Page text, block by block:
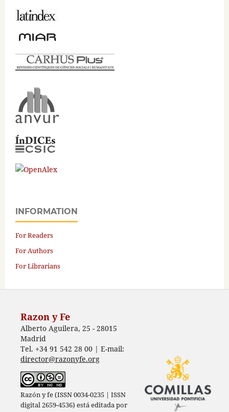
INFORMATION
For Readers
For Authors
For Librarians
Razon y Fe
Alberto Aguilera, 25 - 28015
Madrid
Tel. +34 91 542 28 00 | E-mail:
director@razonyfe.org
Razón y fe (ISSN 0034-0235 | ISSN
digital 2659-4536) está editada por